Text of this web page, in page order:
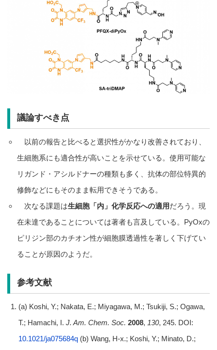
議論すべき点
以前の報告と比べると選択性がかなり改善されており、
生細胞系にも適合性が高いことを示せている。使用可能な
リガンド・アシルドナーの種類も多く、抗体の部位特異的
修飾などにもそのまま転用できそうである。
次なる課題は生細胞「内」化学反応への適用だろう。現
在未達であることについては著者も言及している。PyOxの
ピリジン部のカチオン性が細胞膜透過性を著しく下げてい
ることが原因のようだ。
参考文献
(a) Koshi, Y.; Nakata, E.; Miyagawa, M.; Tsukiji, S.; Ogawa,
T.; Hamachi, I. J. Am. Chem. Soc. 2008, 130, 245. DOI:
10.1021/ja075684q(b) Wang, H-x.; Koshi, Y.; Minato, D.;